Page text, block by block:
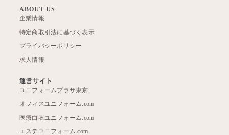
ABOUT US
企業情報
特定商取引法に基づく表示
プライバシーポリシー
求人情報
運営サイト
ユニフォームプラザ東京
オフィスユニフォーム.com
医療白衣ユニフォーム.com
エステユニフォーム.com